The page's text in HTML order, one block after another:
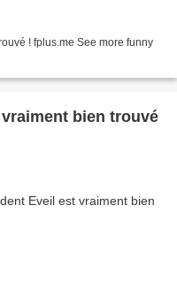
! fplus.me See more funny
bien trouvé